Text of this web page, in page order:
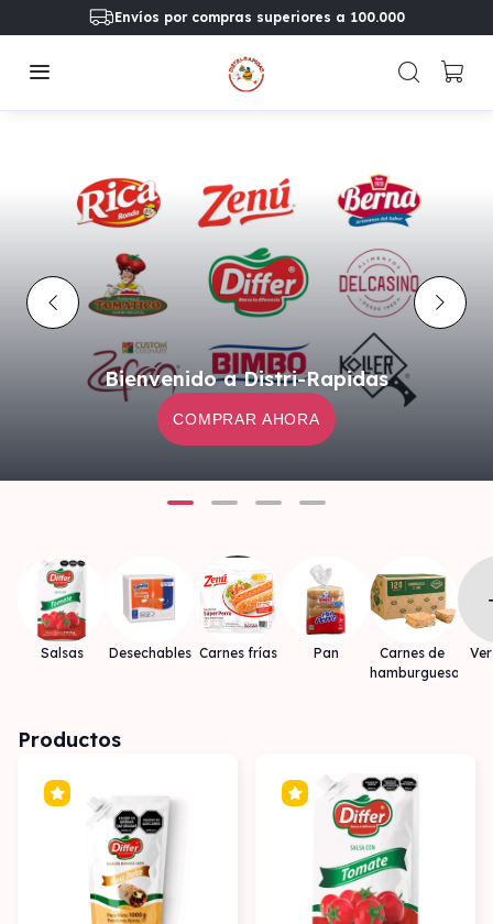
Envíos por compras superiores a 100.000
Bienvenido a Distri-Rapidas
COMPRAR AHORA
Salsas Desechables Carnes frías Pan
Carnes de
hamburguesa
Productos